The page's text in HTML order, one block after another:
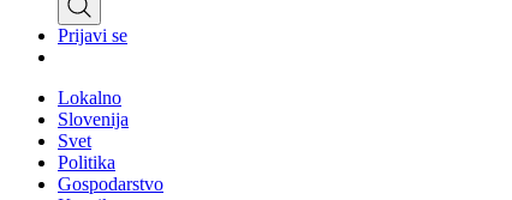
Prijavi se
Lokalno
Slovenija
Svet
Politika
Gospodarstvo